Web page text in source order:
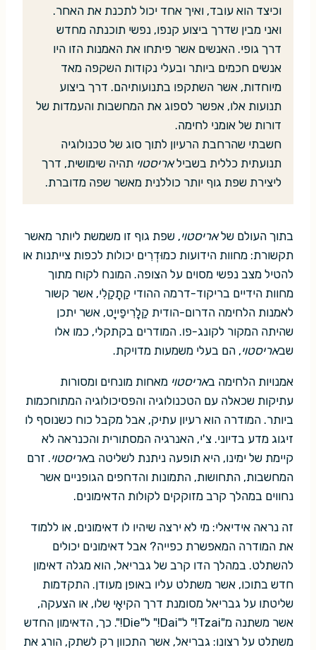
וכיצד הוא עובד, ואיך אחד יכול לתכנת את האחר.
ואני מבין שדרך ביצוע קנפו, נפשי תוכנתה מחדש
דרך גופי. האנשים אשר פיתחו את האמנות הזו היו
אנשים חכמים ביותר ובעלי נקודות השקפה מאד
מיוחדות, אשר השתקפו בתנועותיהם. דרך ביצוע
תנועות אלו, אפשר לספוג את המחשבות והעמדות של
דורות של אומני לחימה.
חשבתי שהרחבת הרעיון לתוך סוג של טכנולוגיה
תנועתית כללית בשבילאריסטוי תהיה שימושית, דרך
ליצירת שפת גוף יותר כוללנית מאשר שפה מדוברת.
בתוך העולם שלאריסטוי, שפת גוף זו משמשת ליותר מאשר
תקשורת: מחוות הידועות כמוּדְרִים יכולות לכפות צייתנות או
להטיל מצב נפשי מסוים על הצופה. המונח לקוח מתוך
מחוות הידיים בריקוד-דרמה ההודי קַתָקַלִי, אשר קשור
לאמנות הלחימה הדרום-הודית קַלָרִיפַייָט, אשר יתכן
שהיתה המקור לקונג-פו. המודרים בקתקלי, כמו אלו
שבאריסטוי, הם בעלי משמעות מדויקת.
אמנויות הלחימה באריסטוי מאחות מונחים ומסורות
עתיקות שכאלה עם הטכנולוגיה והפסיכולוגיה המתוחכמות
ביותר. המודרה הוא רעיון עתיק, אבל מקבל כוח כשנוסף לו
זיגוג מדע בדיוני. צ'י, האנרגיה המסתורית והכנראה לא
קיימת של ימינו, היא תופעה ניתנת לשליטה באריסטוי. זרם
המחשבות, התחושות, התמונות והדחפים הגופניים אשר
נחווים במהלך קרב מזוקקים לקולות הדאימונים.
זה נראה אידיאלי: מי לא ירצה שיהיו לו דאימונים, או ללמוד
את המודרה המאפשרת כפייה? אבל דאימונים יכולים
להשתלט. במהלך הדו קרב של גבריאל, הוא מגלה דאימון
חדש בתוכו, אשר משתלט עליו באופן מעודן. התקדמות
שליטתו על גבריאל מסומנת דרך הקיאָי שלו, או הצעקה,
אשר משתנה מ"Tzai!" ל"Dai!" ל"Die!". כך, הדאימון החדש
משתלט על רצונו: גבריאל, אשר התכוון רק לשתק, הורג את